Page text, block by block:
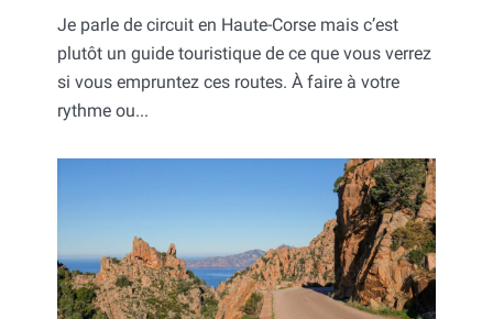
Je parle de circuit en Haute-Corse mais c’est
plutôt un guide touristique de ce que vous verrez
si vous empruntez ces routes. À faire à votre
rythme ou...